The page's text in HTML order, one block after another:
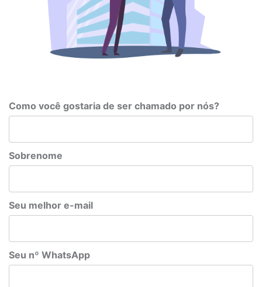
Como você gostaria de ser chamado por nós?
Sobrenome
Seu melhor e-mail
Seu nº WhatsApp